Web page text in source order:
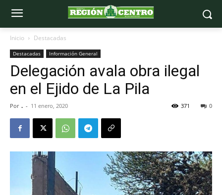
Inicio Destacadas
Destacadas Información General
Delegación avala obra ilegal
en el Ejido de La Pila
Por . - 11 enero, 2020 0
371